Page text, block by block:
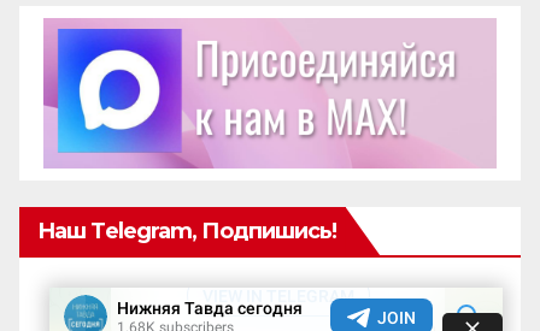
Наш Telegram, Подпишись!